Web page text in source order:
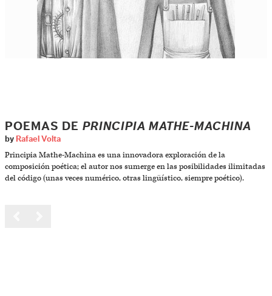
POEMAS DE PRINCIPIA MATHE-MACHINA
by Rafael Volta
Principia Mathe-Machina es una innovadora exploración de la
composición poética; el autor nos sumerge en las posibilidades ilimitadas
del código (unas veces numérico, otras lingüístico, siempre poético).